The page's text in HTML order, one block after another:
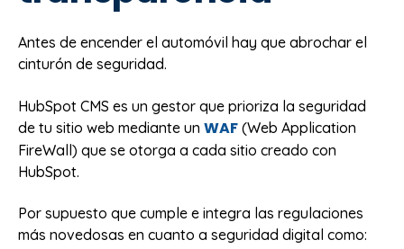
Antes de encender el automóvil hay que abrochar el
cinturón de seguridad.
HubSpot CMS es un gestor que prioriza la seguridad
de tu sitio web mediante un WAF (Web Application
FireWall) que se otorga a cada sitio creado con
HubSpot.
Por supuesto que cumple e integra las regulaciones
más novedosas en cuanto a seguridad digital como: